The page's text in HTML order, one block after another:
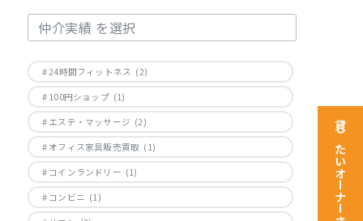
CAT［仲介実績］
24時間フィットネス (2)
100円ショップ (1)
エステ・マッサージ (2)
オフィス家具販売買取 (1)
コインランドリー (1)
コンビニ (1) 貸したいオーナーさま